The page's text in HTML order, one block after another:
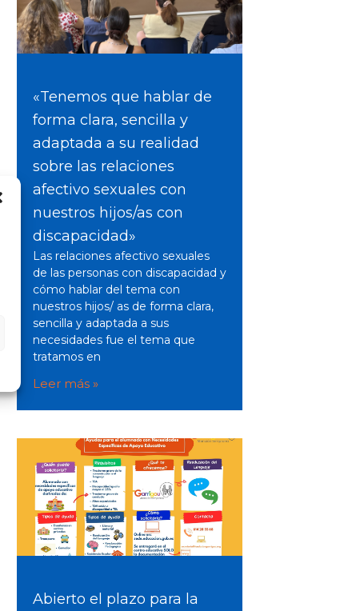
«Tenemos que hablar de
forma clara, sencilla y
adaptada a su realidad
sobre las relaciones
afectivo sexuales con
nuestros hijos/as con
discapacidad»
Las relaciones afectivo sexuales
de las personas con discapacidad y
cómo hablar del tema con
nuestros hijos/ as de forma clara,
sencilla y adaptada a sus
necesidades fue el tema que
tratamos en
Leer más »
Abierto el plazo para la